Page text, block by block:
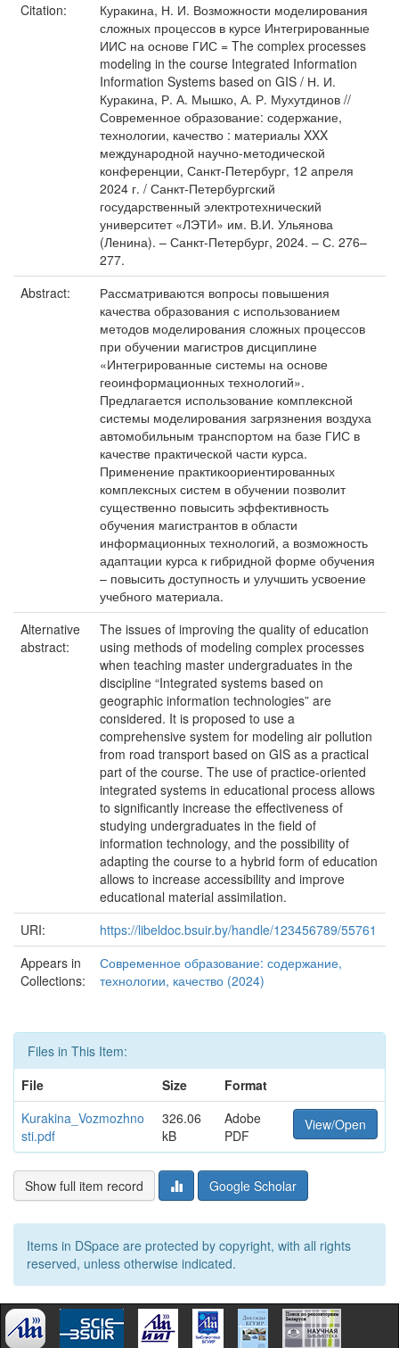
Citation:
Куракина, Н. И. Возможности моделирования
сложных процессов в курсе Интегрированные
ИИС на основе ГИС = The complex processes
modeling in the course Integrated Information
Information Systems based on GIS / Н. И.
Куракина, Р. А. Мышко, А. Р. Мухутдинов //
Современное образование: содержание,
технологии, качество : материалы XXX
международной научно-методической
конференции, Санкт-Петербург, 12 апреля
2024 г. / Санкт-Петербургский
государственный электротехнический
университет «ЛЭТИ» им. В.И. Ульянова
(Ленина). – Санкт-Петербург, 2024. – С. 276–
277.
Abstract:
Рассматриваются вопросы повышения
качества образования с использованием
методов моделирования сложных процессов
при обучении магистров дисциплине
«Интегрированные системы на основе
геоинформационных технологий».
Предлагается использование комплексной
системы моделирования загрязнения воздуха
автомобильным транспортом на базе ГИС в
качестве практической части курса.
Применение практикоориентированных
комплексных систем в обучении позволит
существенно повысить эффективность
обучения магистрантов в области
информационных технологий, а возможность
адаптации курса к гибридной форме обучения
– повысить доступность и улучшить усвоение
учебного материала.
Alternative
abstract:
The issues of improving the quality of education
using methods of modeling complex processes
when teaching master undergraduates in the
discipline “Integrated systems based on
geographic information technologies” are
considered. It is proposed to use a
comprehensive system for modeling air pollution
from road transport based on GIS as a practical
part of the course. The use of practice-oriented
integrated systems in educational process allows
to significantly increase the effectiveness of
studying undergraduates in the field of
information technology, and the possibility of
adapting the course to a hybrid form of education
allows to increase accessibility and improve
educational material assimilation.
URI:
https://libeldoc.bsuir.by/handle/123456789/55761
Appears in
Collections:
Современное образование: содержание,
технологии, качество (2024)
Files in This Item:
File
Size
Format
Kurakina_Vozmozhno
sti.pdf
326.06
kB
Adobe
PDF
View/Open
Show full item record Google Scholar
Items in DSpace are protected by copyright, with all rights
reserved, unless otherwise indicated.